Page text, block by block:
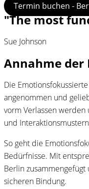
Termin buchen -
"The most
Sue Johnson
Annahme der
Die
angenommen und
vorm Verlassen
und
So geht die
Bedürfnisse. Mit
Berlin
sicheren Bindung.